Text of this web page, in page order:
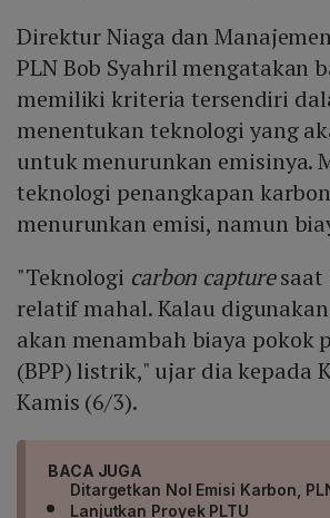
Direktur Niaga dan
PLN Bob Syahril mengatakan
memiliki kriteria tersendiri
menentukan teknologi yang
untuk menurunkan emisinya.
teknologi penangkapan
menurunkan emisi, namun
"Teknologi carbon capturesaat
relatif mahal. Kalau
akan menambah biaya pokok
(BPP) listrik," ujar dia kepada
Kamis (6/3).
BACA JUGA
Ditargetkan Nol Emisi Karbon,
Lanjutkan Proyek PLTU